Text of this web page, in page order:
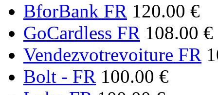
BforBank FR 120.00 €
GoCardless FR 108.00 €
Vendezvotrevoiture FR
Bolt - FR 100.00 €